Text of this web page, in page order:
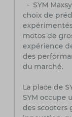
- SYM
choix de
motos de
expérience
des
du marché.
La place de
SYM occupe
des scooters